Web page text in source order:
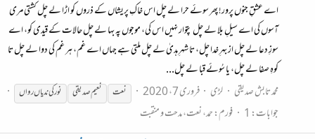
اے عشقِ جنوں پرور! پھر سوئے حرا لے چل اس خاکِ پریشاں کے ذروں کو اڑا لے چل کشتی مری
آسوں کی اے سیلِ بلا لے چل پتوار نہیں اس کی، موجوں پہ بہا لے چل حالات کے قیدی کو، اے
سوزِ دعا لے چل از بہرِ خدا چل، تا شہرِ ہدیٰ لے چل ملتی ہے جہاں اے غم، ہر غم کی دوا لے چل تا
کوہِ صفا لے چل، یا سُوئے قبا لے چل...
محمد تابش صدیقی
لڑی فروری 7، 2020 نعت نعیم صدیقی نورکیندیاںرواں
جوابات: 1 فورم:حمد، نعت، مدحت و منقبت